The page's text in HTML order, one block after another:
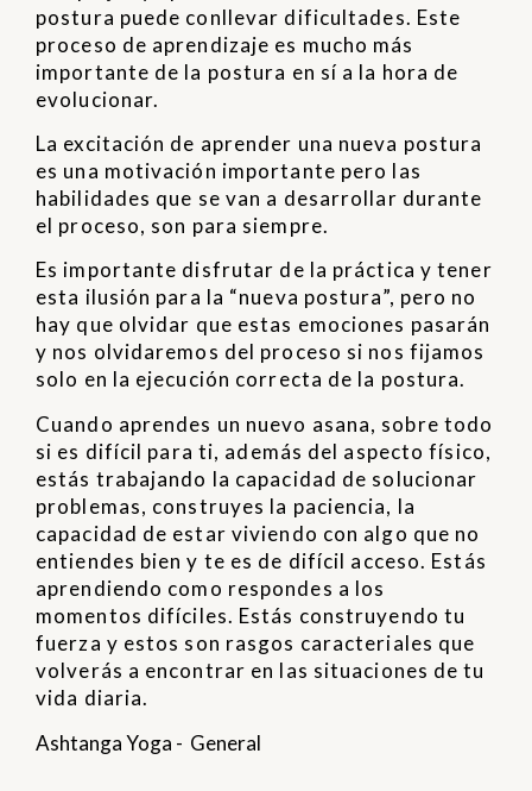
postura puede conllevar dificultades. Este
proceso de aprendizaje es mucho más
importante de la postura en sí a la hora de
evolucionar.
La excitación de aprender una nueva postura
es una motivación importante pero las
habilidades que se van a desarrollar durante
el proceso, son para siempre.
Es importante disfrutar de la práctica y tener
esta ilusión para la “nueva postura”, pero no
hay que olvidar que estas emociones pasarán
y nos olvidaremos del proceso si nos fijamos
solo en la ejecución correcta de la postura.
Cuando aprendes un nuevo asana, sobre todo
si es difícil para ti, además del aspecto físico,
estás trabajando la capacidad de solucionar
problemas, construyes la paciencia, la
capacidad de estar viviendo con algo que no
entiendes bien y te es de difícil acceso. Estás
aprendiendo como respondes a los
momentos difíciles. Estás construyendo tu
fuerza y estos son rasgos caracteriales que
volverás a encontrar en las situaciones de tu
vida diaria.
Ashtanga Yoga - General